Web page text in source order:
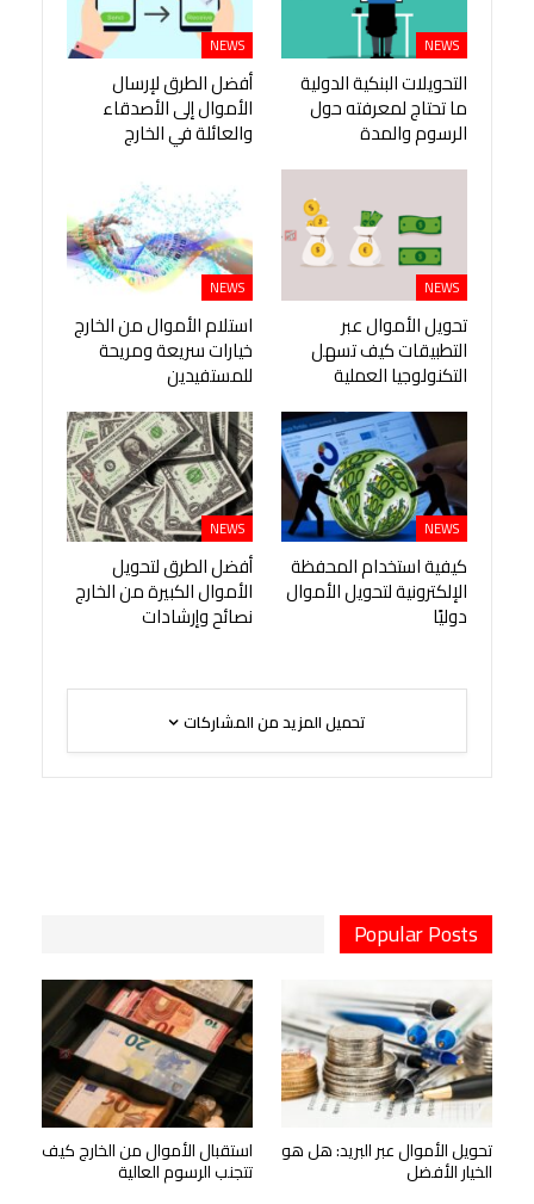
NEWS
التحويلات البنكية الدولية
ما تحتاج لمعرفته حول
الرسوم والمدة
NEWS
أفضل الطرق لإرسال
الأموال إلى الأصدقاء
والعائلة في الخارج
NEWS
تحويل الأموال عبر
التطبيقات كيف تسهل
التكنولوجيا العملية
NEWS
استلام الأموال من الخارج
خيارات سريعة ومريحة
للمستفيدين
NEWS
كيفية استخدام المحفظة
الإلكترونية لتحويل الأموال
دوليًا
NEWS
أفضل الطرق لتحويل
الأموال الكبيرة من الخارج
نصائح وإرشادات
تحميل المزيد من المشاركات
Popular Posts
تحويل الأموال عبر البريد: هل هو
الخيار الأفضل
استقبال الأموال من الخارج كيف
تتجنب الرسوم العالية